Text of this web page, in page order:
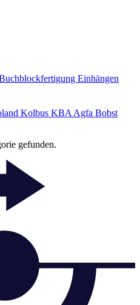
Einhängen
Kolbus KBA Agfa Bobst
gefunden.